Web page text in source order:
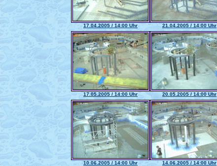
17.04.2005 / 14:00 Uhr 21.04.2005 / 14:00 Uhr
17.05.2005 / 14:00 Uhr 20.05.2005 / 14:00 Uhr
10.06.2005 / 14:00 Uhr 14.06.2005 / 14:00 Uhr